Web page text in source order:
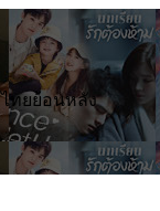
ทยย้อนหลัง